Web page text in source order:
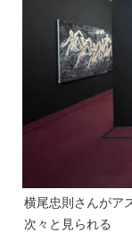
横尾忠則さんがア
次々と見られる